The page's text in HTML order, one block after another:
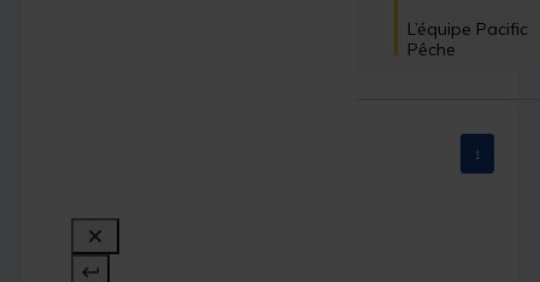
L’équipe Pacific
Pêche
1